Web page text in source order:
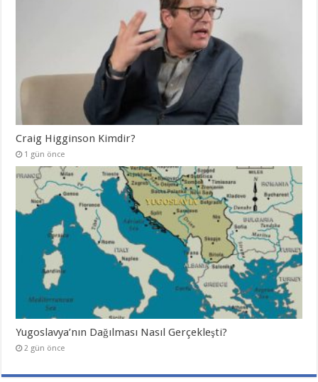
Craig Higginson Kimdir?
1 gün önce
Yugoslavya’nın Dağılması Nasıl Gerçekleşti?
2 gün önce